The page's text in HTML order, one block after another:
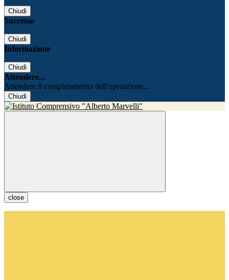
Chiudi
Successo
Chiudi
Informazione
Chiudi
Attendere...
Attendere il completamento dell'operazione...
Chiudi
close